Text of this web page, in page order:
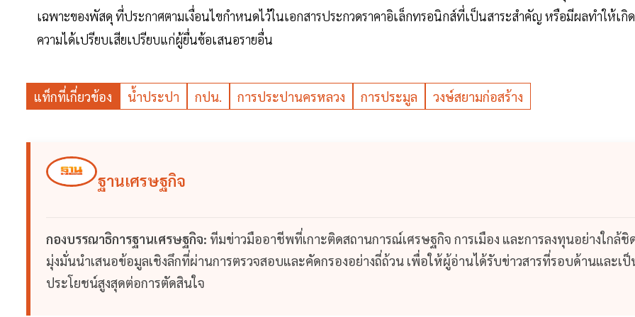
เฉพาะของพัสดุ ที่ประกาศตามเงื่อนไขกำหนดไว้ในเอกสารประกวดราคาอิเล็กทรอนิกส์ที่เป็นสาระสำคัญ หรือมีผลทำให้เกิด
ความได้เปรียบเสียเปรียบแก่ผู้ยื่นข้อเสนอรายอื่น
แท็กที่เกี่ยวข้อง น้ำประปา กปน. การประปานครหลวง การประมูล วงษ์สยามก่อสร้าง
ฐานเศรษฐกิจ
กองบรรณาธิการฐานเศรษฐกิจ: ทีมข่าวมืออาชีพที่เกาะติดสถานการณ์เศรษฐกิจ การเมือง และการลงทุนอย่างใกล้ชิ
มุ่งมั่นนำเสนอข้อมูลเชิงลึกที่ผ่านการตรวจสอบและคัดกรองอย่างถี่ถ้วน เพื่อให้ผู้อ่านได้รับข่าวสารที่รอบด้านและเป็
ประโยชน์สูงสุดต่อการตัดสินใจ